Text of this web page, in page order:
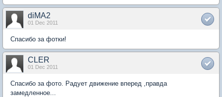
diMA2
01 Dec 2011
Спасибо за фотки!
CLER
01 Dec 2011
Спасибо за фото. Радует движение вперед ,правда
замедленное...